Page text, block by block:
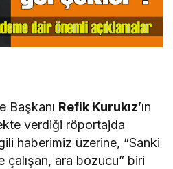
Başkanı Refik Kurukız’ın
verdiği röportajda
haberimiz üzerine, “Sanki
çalışan, ara bozucu” biri